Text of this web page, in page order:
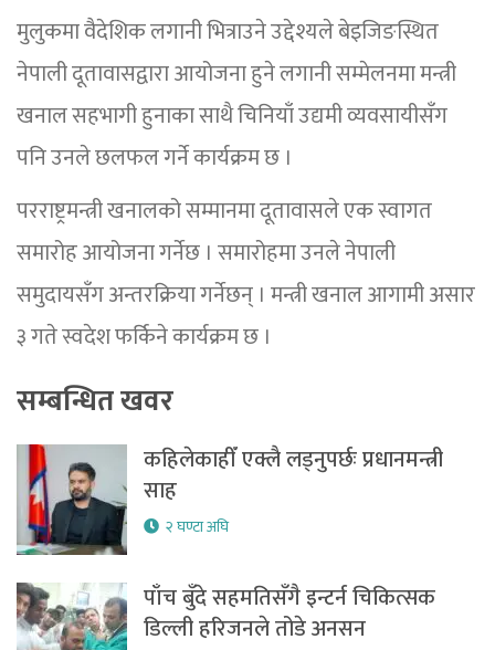
मुलुकमा वैदेशिक लगानी भित्राउने उद्देश्यले बेइजिङस्थित
नेपाली दूतावासद्वारा आयोजना हुने लगानी सम्मेलनमा मन्त्री
खनाल सहभागी हुनाका साथै चिनियाँ उद्यमी व्यवसायीसँग
पनि उनले छलफल गर्ने कार्यक्रम छ ।
परराष्ट्रमन्त्री खनालको सम्मानमा दूतावासले एक स्वागत
समारोह आयोजना गर्नेछ । समारोहमा उनले नेपाली
समुदायसँग अन्तरक्रिया गर्नेछन् । मन्त्री खनाल आगामी असार
३ गते स्वदेश फर्किने कार्यक्रम छ ।
सम्बन्धित खवर
कहिलेकाहीँ एक्लै लड्नुपर्छः प्रधानमन्त्री
साह
२ घण्टा अघि
पाँच बुँदे सहमतिसँगै इन्टर्न चिकित्सक
डिल्ली हरिजनले तोडे अनसन